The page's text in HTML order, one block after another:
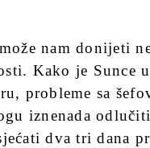
nam donijeti
Kako je Sunce u
probleme sa
iznenada
dva tri dana